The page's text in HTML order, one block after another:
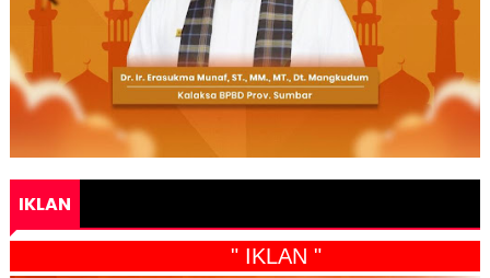
IKLAN
" IKLAN "